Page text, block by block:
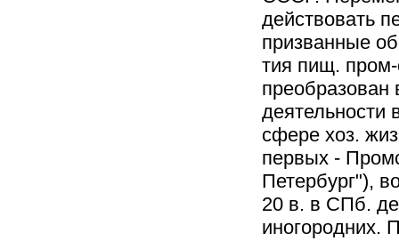
действовать
призванные
тия пищ.
преобразован
сфере хоз.
первых -
Петербург"),
20 в. в СПб.
иногородних.